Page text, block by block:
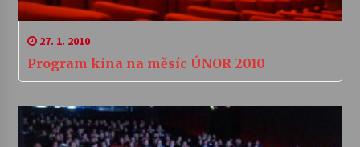
27. 1. 2010
Program kina na měsíc ÚNOR 2010